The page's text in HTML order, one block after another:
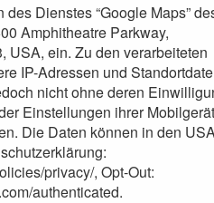
Dienstes “Google Maps”
Amphitheatre Parkway,
USA, ein. Zu den verarbeiteten
IP-Adressen und
nicht ohne deren
Einstellungen ihrer
Die Daten können in den
privacy/, Opt-Out:
authenticated.